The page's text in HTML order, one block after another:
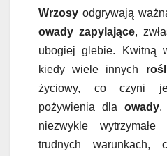
Wrzosy odgrywają
owady zapylające,
ubogiej glebie. Kwitną
kiedy wiele innych
życiowy, co czyni je
pożywienia dlaowady.
niezwykle
trudnych